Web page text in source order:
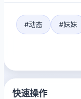
#动态 #妹妹
快速操作